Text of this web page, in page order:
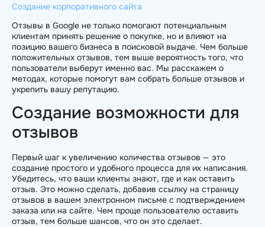
Создание корпоративного сайта
Отзывы в Google не только помогают потенциальным
клиентам принять решение о покупке, но и влияют на
позицию вашего бизнеса в поисковой выдаче. Чем больше
положительных отзывов, тем выше вероятность того, что
пользователи выберут именно вас. Мы расскажем о
методах, которые помогут вам собрать больше отзывов и
укрепить вашу репутацию.
Создание возможности для
отзывов
Первый шаг к увеличению количества отзывов — это
создание простого и удобного процесса для их написания.
Убедитесь, что ваши клиенты знают, где и как оставить
отзыв. Это можно сделать, добавив ссылку на страницу
отзывов в вашем электронном письме с подтверждением
заказа или на сайте. Чем проще пользователю оставить
отзыв, тем больше шансов, что он это сделает.